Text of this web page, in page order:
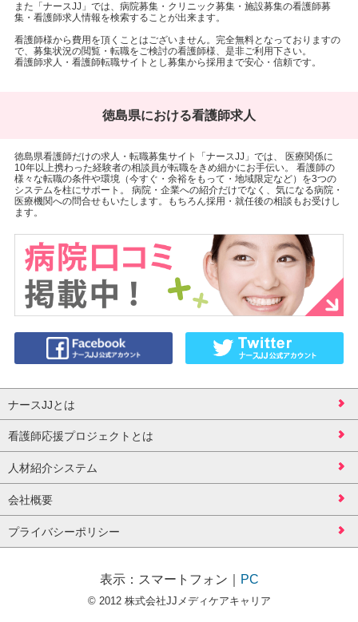
また「ナースJJ」では、病院募集・クリニック募集・施設募集の看護師募
集・看護師求人情報を検索することが出来ます。
看護師様から費用を頂くことはございません。完全無料となっておりますの
で、募集状況の閲覧・転職をご検討の看護師様、是非ご利用下さい。
看護師求人・看護師転職サイトとし募集から採用まで安心・信頼です。
徳島県における看護師求人
徳島県看護師だけの求人・転職募集サイト「ナースJJ」では、 医療関係に
10年以上携わった経験者の相談員が転職をきめ細かにお手伝い。 看護師の
様々な転職の条件や環境（今すぐ・余裕をもって・地域限定など）を3つの
システムを柱にサポート。 病院・企業への紹介だけでなく、気になる病院・
医療機関への問合せもいたします。もちろん採用・就任後の相談もお受けし
ます。
ナースJJとは
看護師応援プロジェクトとは
人材紹介システム
会社概要
プライバシーポリシー
表示： スマートフォン PC
© 2012 株式会社JJメディケアキャリア